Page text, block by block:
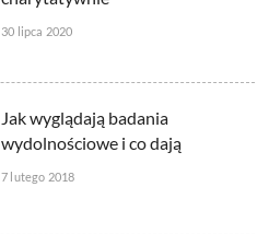
30 lipca 2020
Jak wyglądają badania
wydolnościowe i co dają
7 lutego 2018